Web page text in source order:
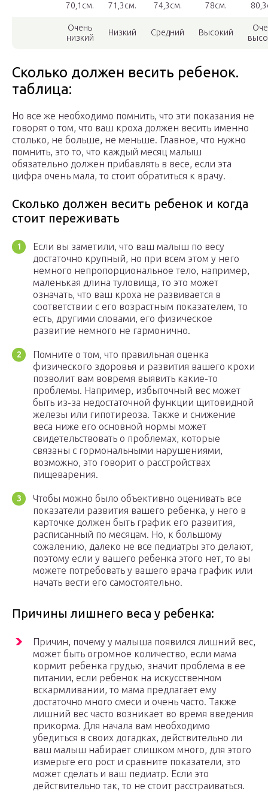
70,1см. 71,3см. 74,3см. 78см.
Очень
низкий
Низкий Средний Высокий
Сколько должен весить ребенок.
таблица:
Но все же необходимо помнить, что эти показания не
говорят о том, что ваш кроха должен весить именно
столько, не больше, не меньше. Главное, что нужно
помнить, это то, что каждый месяц малыш
обязательно должен прибавлять в весе, если эта
цифра очень мала, то стоит обратиться к врачу.
Сколько должен весить ребенок и когда
стоит переживать
Если вы заметили, что ваш малыш по весу
достаточно крупный, но при всем этом у него
немного непропорциональное тело, например,
маленькая длина туловища, то это может
означать, что ваш кроха не развивается в
соответствии с его возрастным показателем, то
есть, другими словами, его физическое
развитие немного не гармонично.
Помните о том, что правильная оценка
физического здоровья и развития вашего крохи
позволит вам вовремя выявить какие-то
проблемы. Например, избыточный вес может
быть из-за недостаточной функции щитовидной
железы или гипотиреоза. Также и снижение
веса ниже его основной нормы может
свидетельствовать о проблемах, которые
связаны с гормональными нарушениями,
возможно, это говорит о расстройствах
пищеварения.
Чтобы можно было объективно оценивать все
показатели развития вашего ребенка, у него в
карточке должен быть график его развития,
расписанный по месяцам. Но, к большому
сожалению, далеко не все педиатры это делают,
поэтому если у вашего ребенка этого нет, то вы
можете потребовать у вашего врача график или
начать вести его самостоятельно.
Причины лишнего веса у ребенка:
Причин, почему у малыша появился лишний вес,
может быть огромное количество, если мама
кормит ребенка грудью, значит проблема в ее
питании, если ребенок на искусственном
вскармливании, то мама предлагает ему
достаточно много смеси и очень часто. Также
лишний вес часто возникает во время введения
прикорма. Для начала вам необходимо
убедиться в своих догадках, действительно ли
ваш малыш набирает слишком много, для этого
измерьте его рост и сравните показатели, это
может сделать и ваш педиатр. Если это
действительно так, то не стоит расстраиваться.